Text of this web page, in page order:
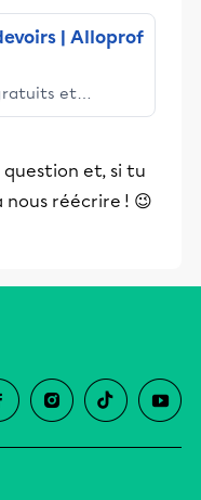
| Alloprof
et
les élèves
et, si tu
nous réécrire ! 😉